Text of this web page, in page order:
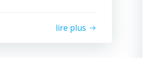
lire plus